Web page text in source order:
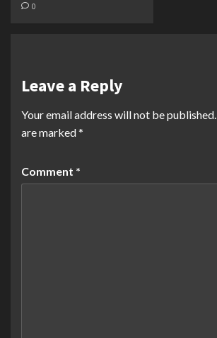
0
Leave a Reply
Your email address will not be published.
are marked*
Comment *